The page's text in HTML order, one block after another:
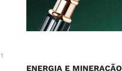
1
ENERGIA E MINERAÇÃO